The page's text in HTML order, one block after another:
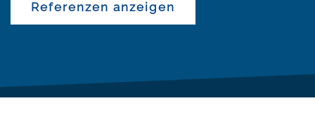
Referenzen anzeigen